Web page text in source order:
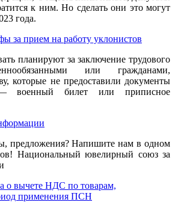
к ним. Но сделать они это могут
года.
за прием на работу уклонистов
планируют за заключение трудового
или гражданами,
которые не предоставили документы
военный билет или приписное
предложения? Напишите нам в одном
Национальный ювелирный союз за
о вычете НДС по товарам,
применения ПСН